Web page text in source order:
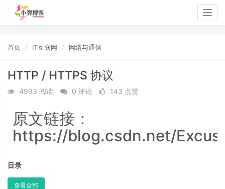
首页 IT互联网 网络与通信
HTTP / HTTPS 协议
4993 阅读 0 评论 143 点赞
原文链接：
https://blog.csdn.net/
目录
查看全部